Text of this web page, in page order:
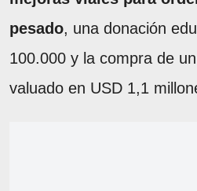
pesado, una donación
100.000 y la compra de
valuado en USD 1,1